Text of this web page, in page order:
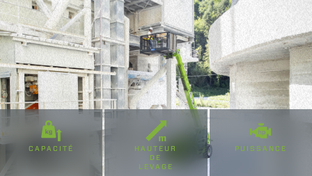
CAPACITÉ
HAUTEUR
DE
LEVAGE
PUISSANCE